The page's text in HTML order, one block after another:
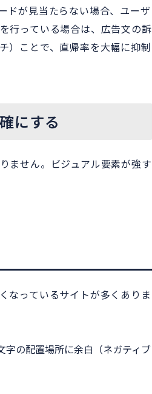
ドが見当たらない場合、ユーザ
行っている場合は、広告文の訴
）ことで、直帰率を大幅に抑制
にする
ません。ビジュアル要素が強す
なっているサイトが多くありま
の配置場所に余白（ネガティブ